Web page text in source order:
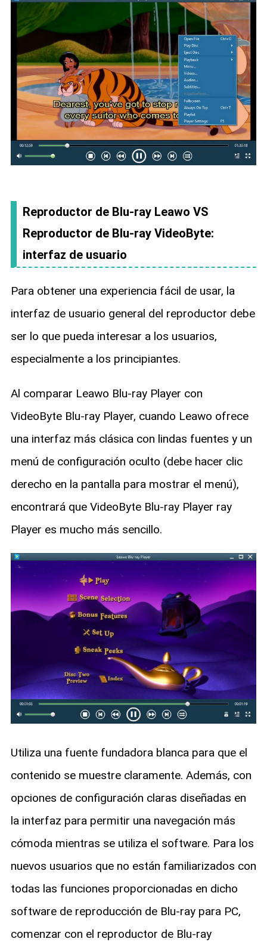
Reproductor de Blu-ray Leawo VS
Reproductor de Blu-ray VideoByte:
interfaz de usuario
Para obtener una experiencia fácil de usar, la
interfaz de usuario general del reproductor debe
ser lo que pueda interesar a los usuarios,
especialmente a los principiantes.
Al comparar Leawo Blu-ray Player con
VideoByte Blu-ray Player, cuando Leawo ofrece
una interfaz más clásica con lindas fuentes y un
menú de configuración oculto (debe hacer clic
derecho en la pantalla para mostrar el menú),
encontrará que VideoByte Blu-ray Player ray
Player es mucho más sencillo.
Utiliza una fuente fundadora blanca para que el
contenido se muestre claramente. Además, con
opciones de configuración claras diseñadas en
la interfaz para permitir una navegación más
cómoda mientras se utiliza el software. Para los
nuevos usuarios que no están familiarizados con
todas las funciones proporcionadas en dicho
software de reproducción de Blu-ray para PC,
comenzar con el reproductor de Blu-ray